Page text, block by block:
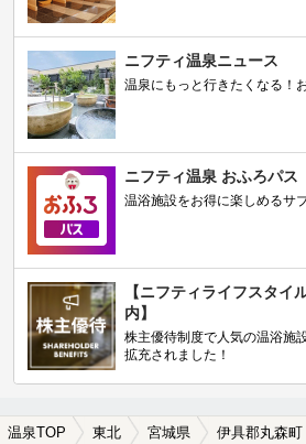
ニフティ温泉ニュース
温泉にもっと行きたくなる！
ニフティ温泉 おふろパス
温浴施設をお得に楽しめるサ
【ニフティライフスタイ
内】
株主優待制度で人気の温浴施
拡充されました！
温泉TOP 東北 宮城県 伊具郡丸森町